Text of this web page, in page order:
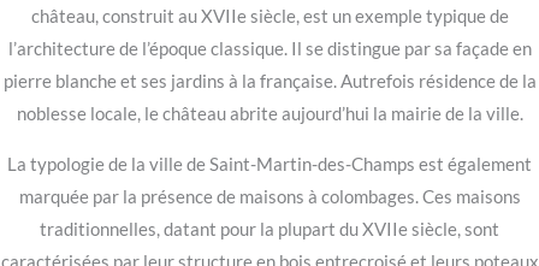
château, construit au XVIIe siècle, est un exemple typique de
l’architecture de l’époque classique. Il se distingue par sa façade en
pierre blanche et ses jardins à la française. Autrefois résidence de la
noblesse locale, le château abrite aujourd’hui la mairie de la ville.
La typologie de la ville de Saint-Martin-des-Champs est également
marquée par la présence de maisons à colombages. Ces maisons
traditionnelles, datant pour la plupart du XVIIe siècle, sont
caractérisées par leur structure en bois entrecroisé et leurs poteaux